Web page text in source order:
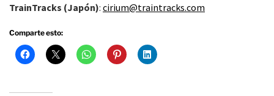
TrainTracks (Japón): cirium@traintracks.com
Comparte esto: